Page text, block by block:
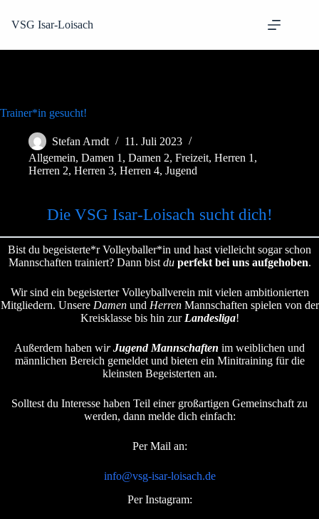
Inhalt
springen
VSG Isar-Loisach
Trainer*in gesucht!
Stefan Arndt
11. Juli 2023
Allgemein, Damen 1 , Damen 2, Freizeit, Herren 1 ,
Herren 2, Herren 3, Herren 4, Jugend
Die VSG Isar-Loisach sucht dich!
Bist du begeisterte*r Volleyballer*in und hast vielleicht sogar schon
Mannschaften trainiert? Dann bist du perfekt bei uns aufgehoben.
Wir sind ein begeisterter Volleyballverein mit vielen ambitionierten
Mitgliedern. Unsere Damenund HerrenMannschaften spielen von der
Kreisklasse bis hin zur Landesliga!
Außerdem haben wirJugend Mannschaften im weiblichen und
männlichen Bereich gemeldet und bieten ein Minitraining für die
kleinsten Begeisterten an.
Solltest du Interesse haben Teil einer großartigen Gemeinschaft zu
werden, dann melde dich einfach:
Per Mail an:
info@vsg-isar-loisach.de
Per Instagram: